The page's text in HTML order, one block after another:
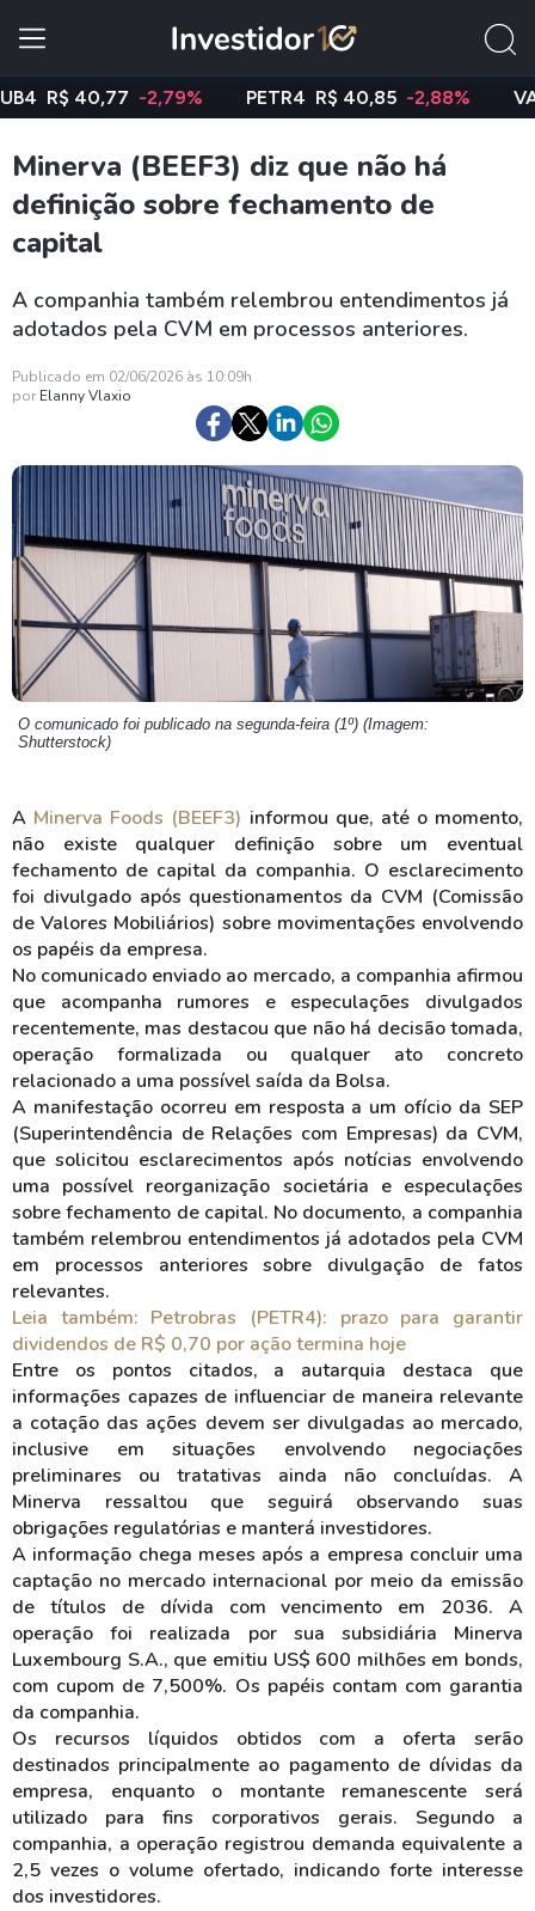
40,77 -2,79% PETR4 R$ 40,85 -2,88% VALE3
Minerva (BEEF3) diz que não há
definição sobre fechamento de
capital
A companhia também relembrou entendimentos já
adotados pela CVM em processos anteriores.
Publicado em 02/06/2026 às 10:09h
por Elanny Vlaxio
O comunicado foi publicado na segunda-feira (1º) (Imagem:
Shutterstock)
A Minerva Foods (BEEF3) informou que, até o momento,
não existe qualquer definição sobre um eventual
fechamento de capital da companhia. O esclarecimento
foi divulgado após questionamentos da CVM (Comissão
de Valores Mobiliários) sobre movimentações envolvendo
os papéis da empresa.
No comunicado enviado ao mercado, a companhia afirmou
que acompanha rumores e especulações divulgados
recentemente, mas destacou que não há decisão tomada,
operação formalizada ou qualquer ato concreto
relacionado a uma possível saída da Bolsa.
A manifestação ocorreu em resposta a um ofício da SEP
(Superintendência de Relações com Empresas) da CVM,
que solicitou esclarecimentos após notícias envolvendo
uma possível reorganização societária e especulações
sobre fechamento de capital. No documento, a companhia
também relembrou entendimentos já adotados pela CVM
em processos anteriores sobre divulgação de fatos
relevantes.
Leia também: Petrobras (PETR4): prazo para garantir
dividendos de R$ 0,70 por ação termina hoje
Entre os pontos citados, a autarquia destaca que
informações capazes de influenciar de maneira relevante
a cotação das ações devem ser divulgadas ao mercado,
inclusive em situações envolvendo negociações
preliminares ou tratativas ainda não concluídas. A
Minerva ressaltou que seguirá observando suas
obrigações regulatórias e manterá investidores.
A informação chega meses após a empresa concluir uma
captação no mercado internacional por meio da emissão
de títulos de dívida com vencimento em 2036. A
operação foi realizada por sua subsidiária Minerva
Luxembourg S.A., que emitiu US$ 600 milhões em bonds,
com cupom de 7,500%. Os papéis contam com garantia
da companhia.
Os recursos líquidos obtidos com a oferta serão
destinados principalmente ao pagamento de dívidas da
empresa, enquanto o montante remanescente será
utilizado para fins corporativos gerais. Segundo a
companhia, a operação registrou demanda equivalente a
2,5 vezes o volume ofertado, indicando forte interesse
dos investidores.